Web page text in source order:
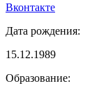
Вконтакте
Дата рождения:
15.12.1989
Образование: